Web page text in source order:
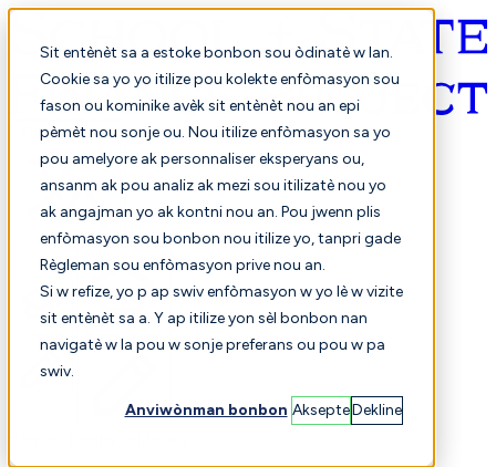
Sit entènèt sa a estoke bonbon sou òdinatè w lan.
Cookie sa yo yo itilize pou kolekte enfòmasyon sou
fason ou kominike avèk sit entènèt nou an epi
pèmèt nou sonje ou. Nou itilize enfòmasyon sa yo
pou amelyore ak personnaliser eksperyans ou,
ansanm ak pou analiz ak mezi sou itilizatè nou yo
ak angajman yo ak kontni nou an. Pou jwenn plis
enfòmasyon sou bonbon nou itilize yo, tanpri gade
Règleman sou enfòmasyon prive nou an.
Si w refize, yo p ap swiv enfòmasyon w yo lè w vizite
sit entènèt sa a. Y ap itilize yon sèl bonbon nan
navigatè w la pou w sonje preferans ou pou w pa
swiv.
Anviwònman bonbon AksepteDekline
Kreyòl ayisyen
Konparezon